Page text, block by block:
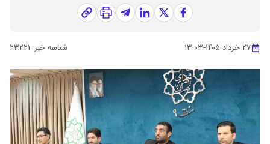
۲۷ خرداد ۱۴۰۵ -۱۳:۰۳ شناسه خبر: ۲۳۲۲۱